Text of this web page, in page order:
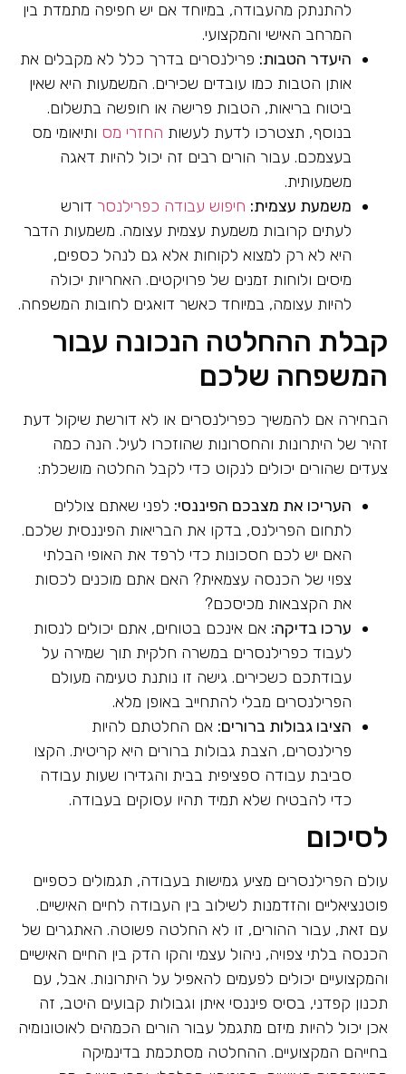
להתנתק מהעבודה, במיוחד אם יש חפיפה מתמדת בין
המרחב האישי והמקצועי.
היעדר הטבות: פרילנסרים בדרך כלל לא מקבלים את
אותן הטבות כמו עובדים שכירים. המשמעות היא שאין
ביטוח בריאות, הטבות פרישה או חופשה בתשלום.
בנוסף, תצטרכו לדעת לעשות החזרי מס ותיאומי מס
בעצמכם. עבור הורים רבים זה יכול להיות דאגה
משמעותית.
משמעת עצמית: חיפוש עבודה כפרילנסר דורש
לעתים קרובות משמעת עצמית עצומה. משמעות הדבר
היא לא רק למצוא לקוחות אלא גם לנהל כספים,
מיסים ולוחות זמנים של פרויקטים. האחריות יכולה
להיות עצומה, במיוחד כאשר דואגים לחובות המשפחה.
קבלת ההחלטה הנכונה עבור
המשפחה שלכם
הבחירה אם להמשיך כפרילנסרים או לא דורשת שיקול דעת
זהיר של היתרונות והחסרונות שהוזכרו לעיל. הנה כמה
צעדים שהורים יכולים לנקוט כדי לקבל החלטה מושכלת:
העריכו את מצבכם הפיננסי: לפני שאתם צוללים
לתחום הפרילנס, בדקו את הבריאות הפיננסית שלכם.
האם יש לכם חסכונות כדי לרפד את האופי הבלתי
צפוי של הכנסה עצמאית? האם אתם מוכנים לכסות
את הקצבאות מכיסכם?
ערכו בדיקה: אם אינכם בטוחים, אתם יכולים לנסות
לעבוד כפרילנסרים במשרה חלקית תוך שמירה על
עבודתכם כשכירים. גישה זו נותנת טעימה מעולם
הפרילנסרים מבלי להתחייב באופן מלא.
הציבו גבולות ברורים: אם החלטתם להיות
פרילנסרים, הצבת גבולות ברורים היא קריטית. הקצו
סביבת עבודה ספציפית בבית והגדירו שעות עבודה
כדי להבטיח שלא תמיד תהיו עסוקים בעבודה.
לסיכום
עולם הפרילנסרים מציע גמישות בעבודה, תגמולים כספיים
פוטנציאליים והזדמנות לשילוב בין העבודה לחיים האישיים.
עם זאת, עבור ההורים, זו לא החלטה פשוטה. האתגרים של
הכנסה בלתי צפויה, ניהול עצמי והקו הדק בין החיים האישיים
והמקצועיים יכולים לפעמים להאפיל על היתרונות. אבל, עם
תכנון קפדני, בסיס פיננסי איתן וגבולות קבועים היטב, זה
אכן יכול להיות מיזם מתגמל עבור הורים הכמהים לאוטונומיה
בחייהם המקצועיים. ההחלטה מסתכמת בדינמיקה